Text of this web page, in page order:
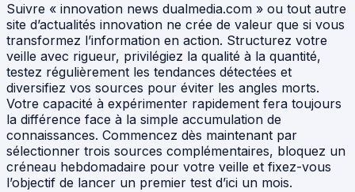
Suivre « innovation news dualmedia.com » ou tout autre
site d’actualités innovation ne crée de valeur que si vous
transformez l’information en action. Structurez votre
veille avec rigueur, privilégiez la qualité à la quantité,
testez régulièrement les tendances détectées et
diversifiez vos sources pour éviter les angles morts.
Votre capacité à expérimenter rapidement fera toujours
la différence face à la simple accumulation de
connaissances. Commencez dès maintenant par
sélectionner trois sources complémentaires, bloquez un
créneau hebdomadaire pour votre veille et fixez-vous
l’objectif de lancer un premier test d’ici un mois.